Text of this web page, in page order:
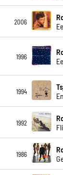
2006
1996
1994
1992
1986